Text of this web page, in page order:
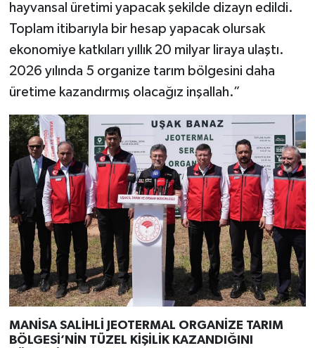
hayvansal üretimi yapacak şekilde dizayn edildi.
Toplam itibarıyla bir hesap yapacak olursak
ekonomiye katkıları yıllık 20 milyar liraya ulaştı.
2026 yılında 5 organize tarım bölgesini daha
üretime kazandırmış olacağız inşallah.”
MANİSA SALİHLİ JEOTERMAL ORGANİZE TARIM
BÖLGESİ’NİN TÜZEL KİŞİLİK KAZANDIĞINI